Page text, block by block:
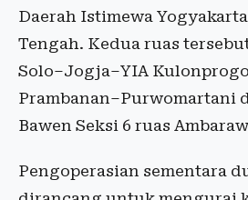
Daerah Istimewa
Tengah. Kedua ruas
Solo–Jogja–YIA
Prambanan–Purwomartani
Bawen Seksi 6 ruas
Pengoperasian sementara